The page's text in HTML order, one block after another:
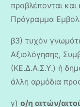
προβλέπονται και
Πρόγραμμα
β3) τυχόν
Αξιολόγησης,
(ΚΕ.Δ.Α.Σ.Υ.) ή
άλλη αρμόδια
γ)ο/η αιτών/